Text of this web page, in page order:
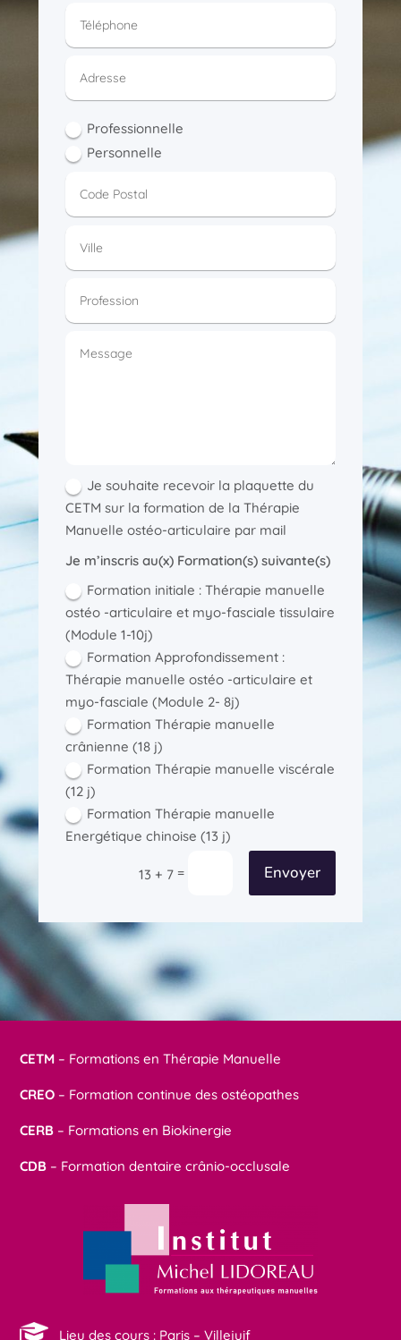
Professionnelle
Personnelle
Je souhaite recevoir la plaquette du
CETM sur la formation de la Thérapie
Manuelle ostéo-articulaire par mail
Je m’inscris au(x) Formation(s) suivante(s)
Formation initiale : Thérapie manuelle
ostéo -articulaire et myo-fasciale tissulaire
(Module 1-10j)
Formation Approfondissement :
Thérapie manuelle ostéo -articulaire et
myo-fasciale (Module 2- 8j)
Formation Thérapie manuelle
crânienne (18 j)
Formation Thérapie manuelle viscérale
(12 j)
Formation Thérapie manuelle
Energétique chinoise (13 j)
13 + 7 = Envoyer
CETM – Formations en Thérapie Manuelle
CREO – Formation continue des ostéopathes
CERB – Formations en Biokinergie
CDB – Formation dentaire crânio-occlusale
Lieu des cours : Paris – Villejuif